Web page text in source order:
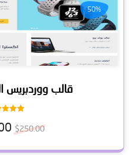
50%
قالب ووردبريس
$250.00